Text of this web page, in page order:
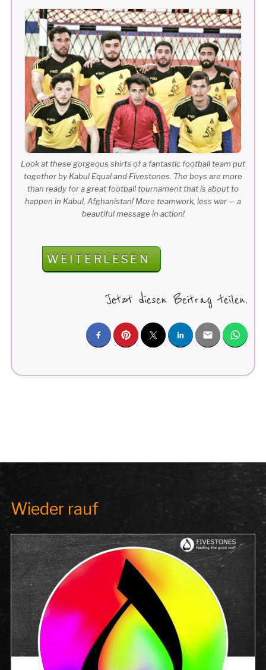
Look at these gorgeous shirts of a fantastic football team put
together by Kabul Equal and Fivestones. The boys are more
than ready for a great football tournament that is about to
happen in Kabul, Afghanistan! More teamwork, less war — a
beautiful message in action!
„FIVESTONES
KABUL
FUSSBALL T
WEITERLESEN
Jetzt diesen Beitrag teilen.
Wieder rauf